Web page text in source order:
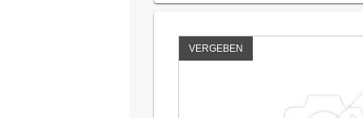
VERGEBEN